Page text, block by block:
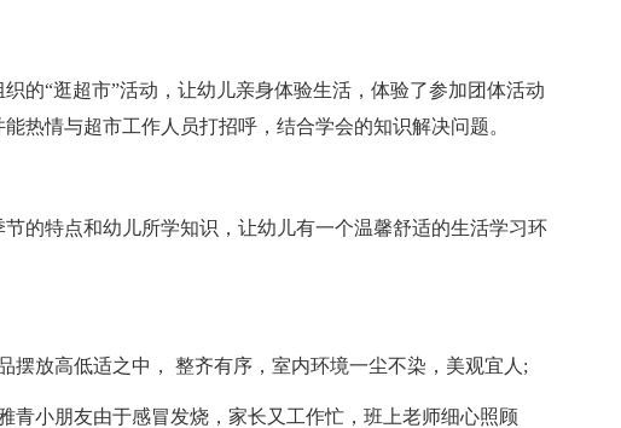
的“逛超市”活动，让幼儿亲身体验生活，体验了参加团体活动
热情与超市工作人员打招呼，结合学会的知识解决问题。
的特点和幼儿所学知识，让幼儿有一个温馨舒适的生活学习环
摆放高低适之中， 整齐有序，室内环境一尘不染，美观宜人;
青小朋友由于感冒发烧，家长又工作忙，班上老师细心照顾